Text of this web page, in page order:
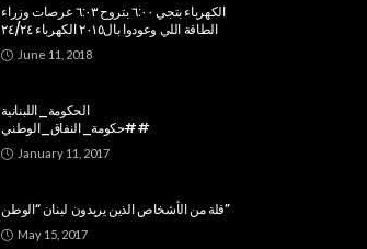
الكهرباء بتجي ٦:٠٠ بتروح ٦:٠٣ عرصات وزراء
الطاقة اللي وعودوا بال٢٠١٥ الكهرباء ٢٤/٢٤
June 11, 2018
الحكومة_اللبنانية
#حكومة_النفاق_الوطني#
January 11, 2017
قلة من الأشخاص الذين يريدون لبنان “الوطن”
May 15, 2017